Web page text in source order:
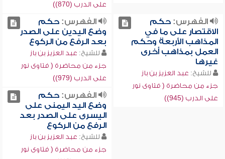
على الدرب (870))
الفهرس:حكم
الاقتصار على ما في
المذاهب الأربعة وحكم
العمل بمذاهب أخرى
غيرها
للشيخ: عبد العزيز بن باز
جزء من محاضرة ( فتاوى نور
على الدرب (945))
الفهرس:حكم
وضع اليدين على الصدر
بعد الرفع من الركوع
للشيخ: عبد العزيز بن باز
جزء من محاضرة ( فتاوى نور
على الدرب (979))
الفهرس:حكم
وضع اليد اليمنى على
اليسرى على الصدر بعد
الرفع من الركوع
للشيخ: عبد العزيز بن باز
جزء من محاضرة ( فتاوى نور